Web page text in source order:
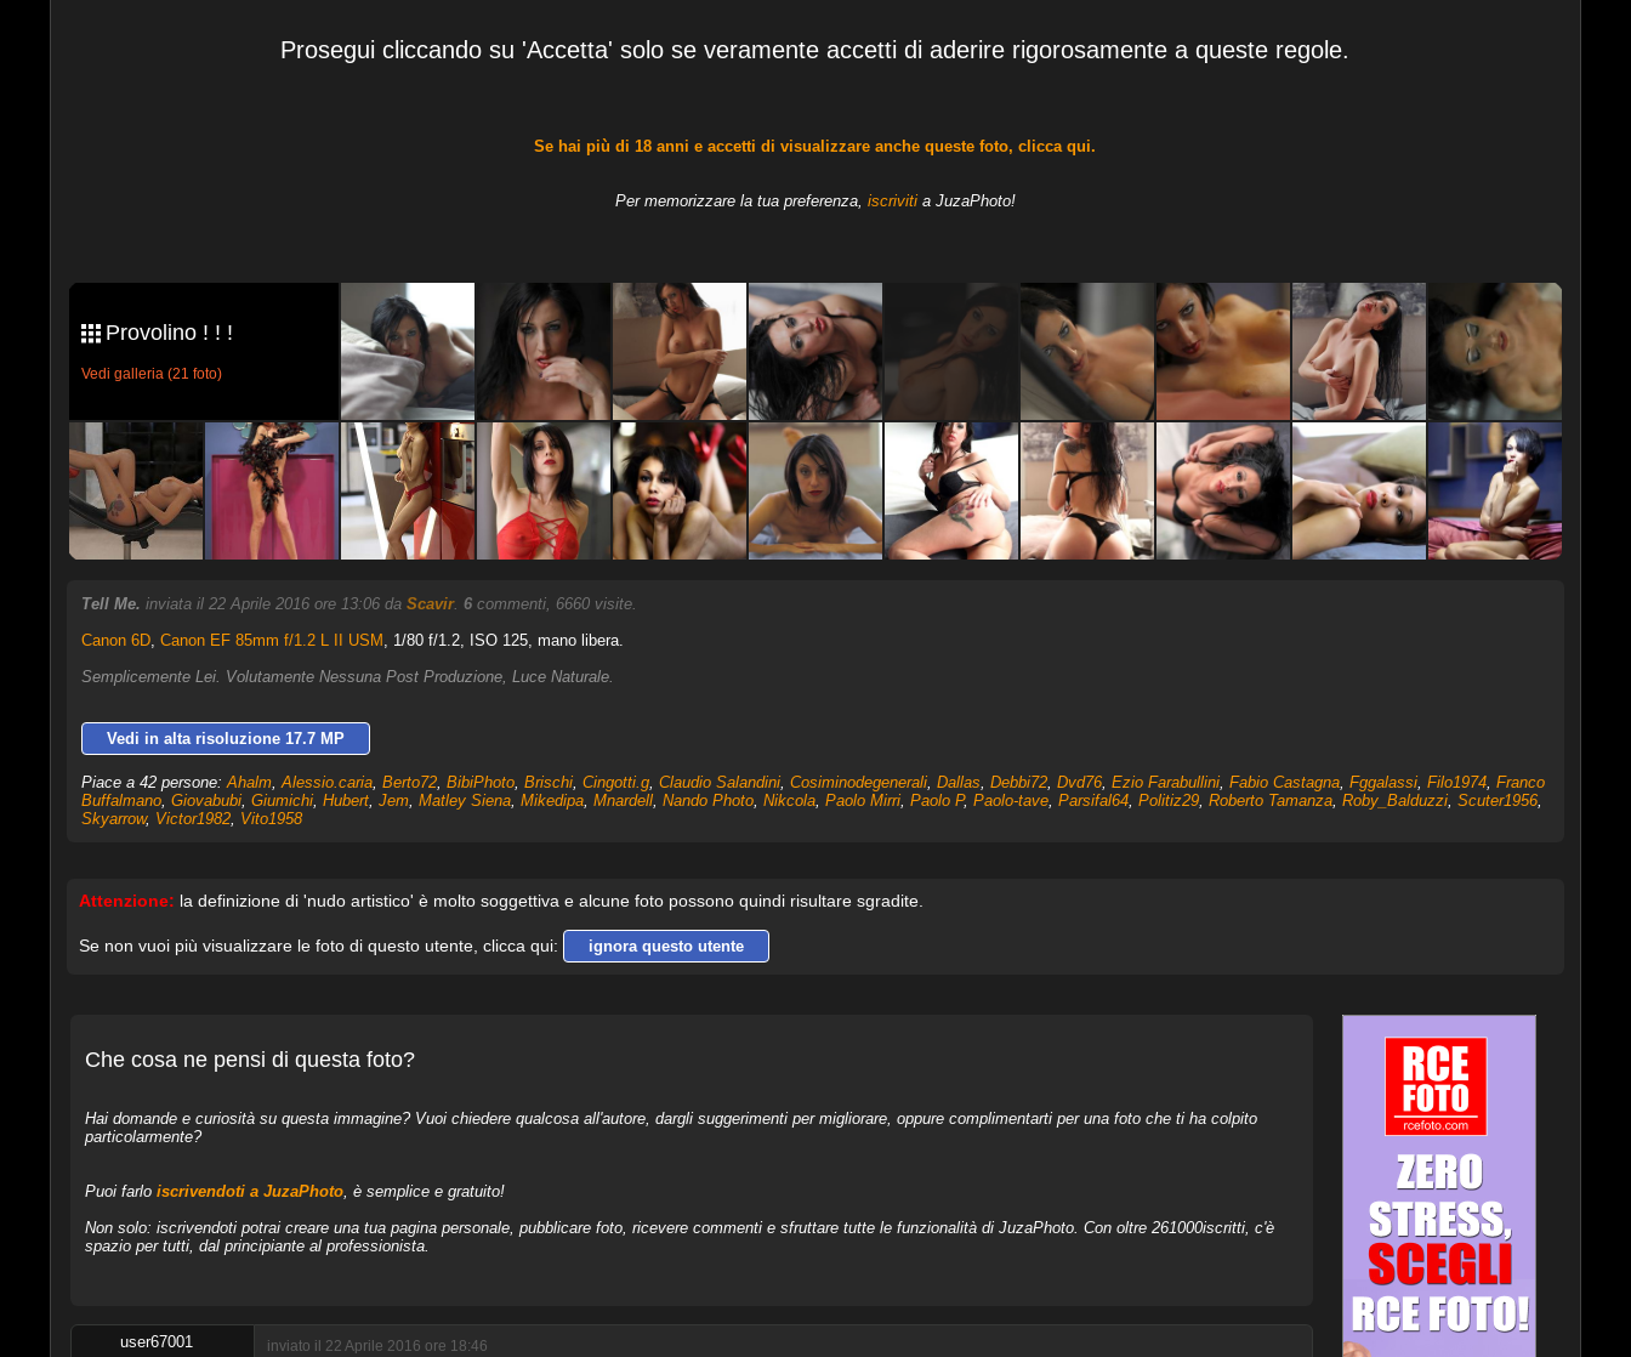
Prosegui cliccando su 'Accetta' solo se veramente accetti di aderire rigorosamente a queste regole.
Se hai più di 18 anni e accetti di visualizzare anche queste foto, clicca qui.
Per memorizzare la tua preferenza, iscrivitia JuzaPhoto!
Provolino ! ! !
Vedi galleria (21 foto)
Tell Me. inviata il 22 Aprile 2016 ore 13:06 da Scavir. 6commenti, 6660 visite.
Canon 6D, Canon EF 85mm f/1.2 L II USM , 1/80 f/1.2, ISO 125, mano libera.
Semplicemente Lei. Volutamente Nessuna Post Produzione, Luce Naturale.
Vedi in alta risoluzione 17.7 MP
Piace a 42 persone:Ahalm,Alessio.caria, Berto72, BibiPhoto, Brischi, Cingotti.g, Claudio Salandini, Cosiminodegenerali, Dallas, Debbi72, Dvd76, Ezio Farabullini, Fabio Castagna, Fggalassi, Filo1974, Franco
Buffalmano, Giovabubi, Giumichi, Hubert, Jem, Matley Siena, Mikedipa, Mnardell, Nando Photo, Nikcola, Paolo Mirri, Paolo P, Paolo-tave, Parsifal64, Politiz29, Roberto Tamanza, Roby_Balduzzi, Scuter1956,
Skyarrow, Victor1982, Vito1958
Attenzione: la definizione di 'nudo artistico' è molto soggettiva e alcune foto possono quindi risultare sgradite.
Se non vuoi più visualizzare le foto di questo utente, clicca qui: ignora questo utente
Che cosa ne pensi di questa foto?
Hai domande e curiosità su questa immagine? Vuoi chiedere qualcosa all'autore, dargli suggerimenti per migliorare, oppure complimentarti per una foto che ti ha colpito
particolarmente?
Puoi farlo iscrivendoti a JuzaPhoto, è semplice e gratuito!
Non solo: iscrivendoti potrai creare una tua pagina personale, pubblicare foto, ricevere commenti e sfruttare tutte le funzionalità di JuzaPhoto. Con oltre 261000iscritti, c'è
spazio per tutti, dal principiante al professionista.
user67001 inviato il 22 Aprile 2016 ore 18:46